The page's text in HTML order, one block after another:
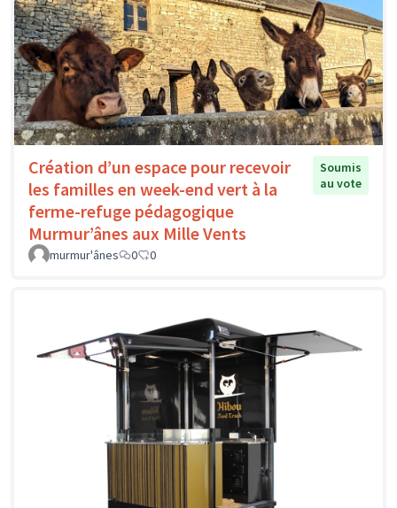
Création d’un espace pour recevoir
les familles en week-end vert à la
ferme-refuge pédagogique
Murmur’ânes aux Mille Vents
Soumis
au vote
murmur'ânes 0 0